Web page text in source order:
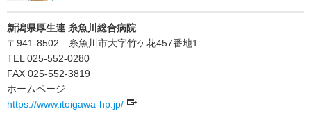
新潟県厚生連 糸魚川総合病院
〒941-8502 糸魚川市大字竹ケ花457番地1
TEL 025-552-0280
FAX 025-552-3819
ホームページ
https://www.itoigawa-hp.jp/